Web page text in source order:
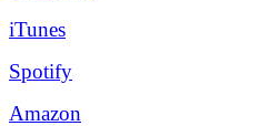
iTunes
Spotify
Amazon